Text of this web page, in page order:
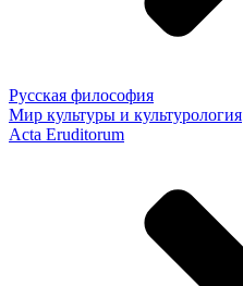
Русская философия
Мир культуры и культурология
Acta Eruditorum